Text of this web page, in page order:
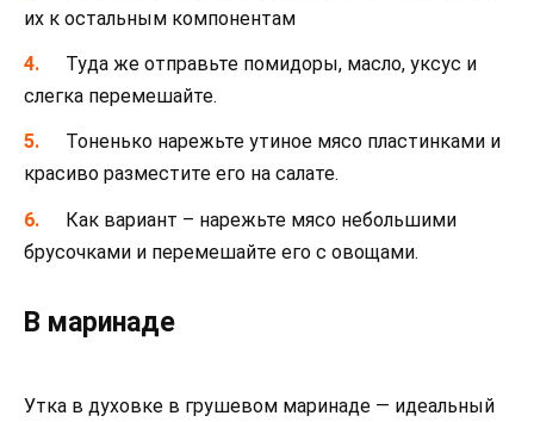
их к остальным компонентам
Туда же отправьте помидоры, масло, уксус и
слегка перемешайте.
Тоненько нарежьте утиное мясо пластинками и
красиво разместите его на салате.
Как вариант – нарежьте мясо небольшими
брусочками и перемешайте его с овощами.
В маринаде
Утка в духовке в грушевом маринаде — идеальный